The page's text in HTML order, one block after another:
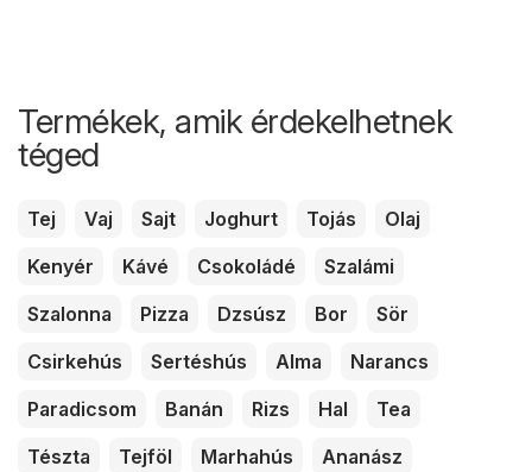
Termékek, amik érdekelhetnek
téged
Tej Vaj Sajt Joghurt Tojás
Olaj
Kenyér
Kávé Csokoládé
Szalámi
Szalonna
Pizza Dzsúsz Bor
Sör
Csirkehús
Sertéshús Alma
Narancs
Paradicsom
Banán Rizs Hal
Tea
Tészta
Tejföl Marhahús
Ananász